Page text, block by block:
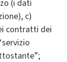
(i dati
c)
contratti dei